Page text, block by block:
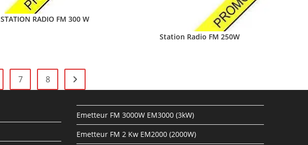
STATION RADIO FM 300 W
Station Radio FM 250W
7 8
Emetteur FM 3000W EM3000 (3kW)
Emetteur FM 2 Kw EM2000 (2000W)